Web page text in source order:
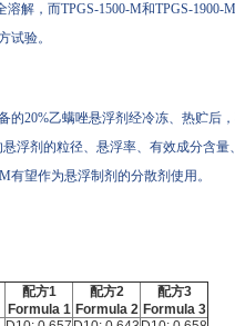
解，而TPGS-1500-M和TPGS-
试验。
的20%乙螨唑悬浮剂经冷冻、热贮
浮剂的粒径、悬浮率、有效成分含
有望作为悬浮制剂的分散剂使用。
配方1
Formula 1
配方2
Formula 2
配方3
Formula 3